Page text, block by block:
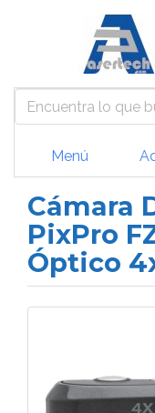
Menú
Cámara
PixPro
Óptico